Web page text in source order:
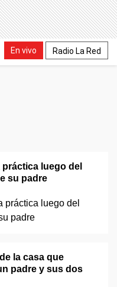
En vivo Radio La Red
luego del
su padre
la casa que
padre y sus dos